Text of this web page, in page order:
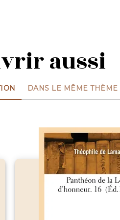
aussi
DANS LE MÊME THÈME